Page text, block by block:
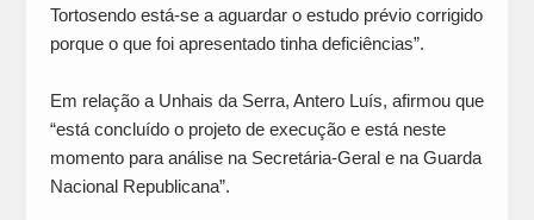
Tortosendo está-se a aguardar o estudo prévio corrigido
porque o que foi apresentado tinha deficiências”.
Em relação a Unhais da Serra, Antero Luís, afirmou que
“está concluído o projeto de execução e está neste
momento para análise na Secretária-Geral e na Guarda
Nacional Republicana”.